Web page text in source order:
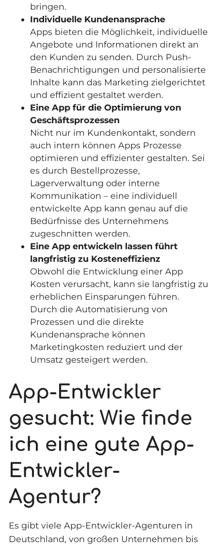
bringen.
Individuelle Kundenansprache
Apps bieten die Möglichkeit, individuelle
Angebote und Informationen direkt an
den Kunden zu senden. Durch Push-
Benachrichtigungen und personalisierte
Inhalte kann das Marketing zielgerichtet
und effizient gestaltet werden.
Eine App für die Optimierung von
Geschäftsprozessen
Nicht nur im Kundenkontakt, sondern
auch intern können Apps Prozesse
optimieren und effizienter gestalten. Sei
es durch Bestellprozesse,
Lagerverwaltung oder interne
Kommunikation – eine individuell
entwickelte App kann genau auf die
Bedürfnisse des Unternehmens
zugeschnitten werden.
Eine App entwickeln lassen führt
langfristig zu Kosteneffizienz
Obwohl die Entwicklung einer App
Kosten verursacht, kann sie langfristig zu
erheblichen Einsparungen führen.
Durch die Automatisierung von
Prozessen und die direkte
Kundenansprache können
Marketingkosten reduziert und der
Umsatz gesteigert werden.
App-Entwickler
gesucht: Wie finde
ich eine gute App-
Entwickler-
Agentur?
Es gibt viele App-Entwickler-Agenturen in
Deutschland, von großen Unternehmen bis